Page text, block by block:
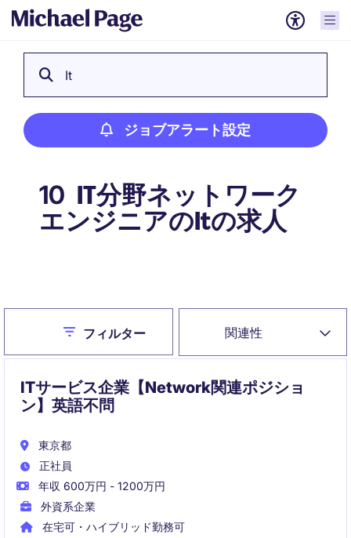
It
ジョブアラート設定
10 IT分野ネットワーク
エンジニアのItの求人
関連性
Closeフィルター
ITサービス企業【Network関連ポジショ
ン】英語不問
東京都
正社員
年収 600万円 - 1200万円
外資系企業
在宅可・ハイブリッド勤務可